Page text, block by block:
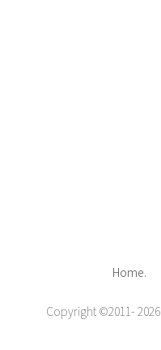
Copyright ©2011- 2026
Home.